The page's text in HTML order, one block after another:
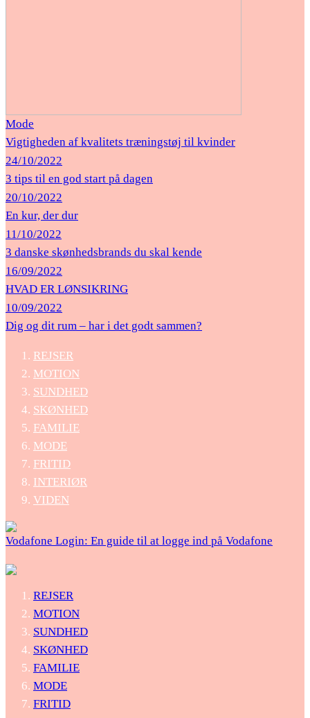
Mode
Vigtigheden af ​​kvalitets træningstøj til kvinder
24/10/2022
3 tips til en god start på dagen
20/10/2022
En kur, der dur
11/10/2022
3 danske skønhedsbrands du skal kende
16/09/2022
HVAD ER LØNSIKRING
10/09/2022
Dig og dit rum – har i det godt sammen?
REJSER
MOTION
SUNDHED
SKØNHED
FAMILIE
MODE
FRITID
INTERIØR
VIDEN
Vodafone Login: En guide til at logge ind på Vodafone
REJSER
MOTION
SUNDHED
SKØNHED
FAMILIE
MODE
FRITID